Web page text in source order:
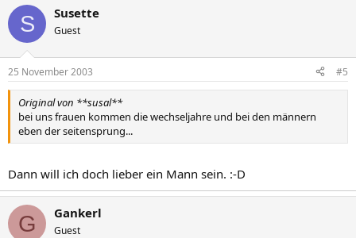
S Susette
Guest
25 November 2003 #5
Original von **susal**
bei uns frauen kommen die wechseljahre und bei den männern
eben der seitensprung...
Dann will ich doch lieber ein Mann sein. :-D
G Gankerl
Guest